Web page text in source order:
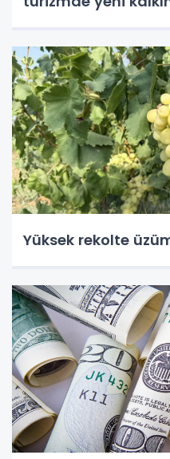
Yüksek rekolte